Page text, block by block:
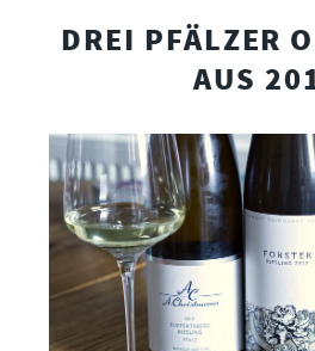
DREI PFÄLZER
AUS